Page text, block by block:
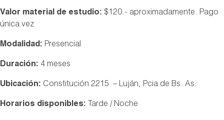
Valor material de estudio: $120.- aproximadamente. Pago
única vez
Modalidad: Presencial
Duración: 4 meses
Ubicación: Constitución 2215 – Luján, Pcia de Bs. As.
Horarios disponibles: Tarde / Noche